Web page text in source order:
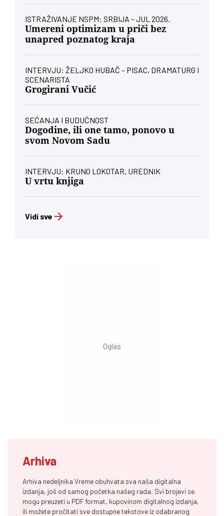
ISTRAŽIVANJE NSPM: SRBIJA – JUL 2026.
Umereni optimizam u priči bez
unapred poznatog kraja
INTERVJU: ŽELJKO HUBAČ – PISAC, DRAMATURG I
SCENARISTA
Grogirani Vučić
SEĆANJA I BUDUĆNOST
Dogodine, ili one tamo, ponovo u
svom Novom Sadu
INTERVJU: KRUNO LOKOTAR, UREDNIK
U vrtu knjiga
Vidi sve
Arhiva
Arhiva nedeljnika Vreme obuhvata sva naša digitalna
izdanja, još od samog početka našeg rada. Svi brojevi se
mogu preuzeti u PDF format, kupovinom digitalnog izdanja,
ili možete pročitati sve dostupne tekstove iz odabranog